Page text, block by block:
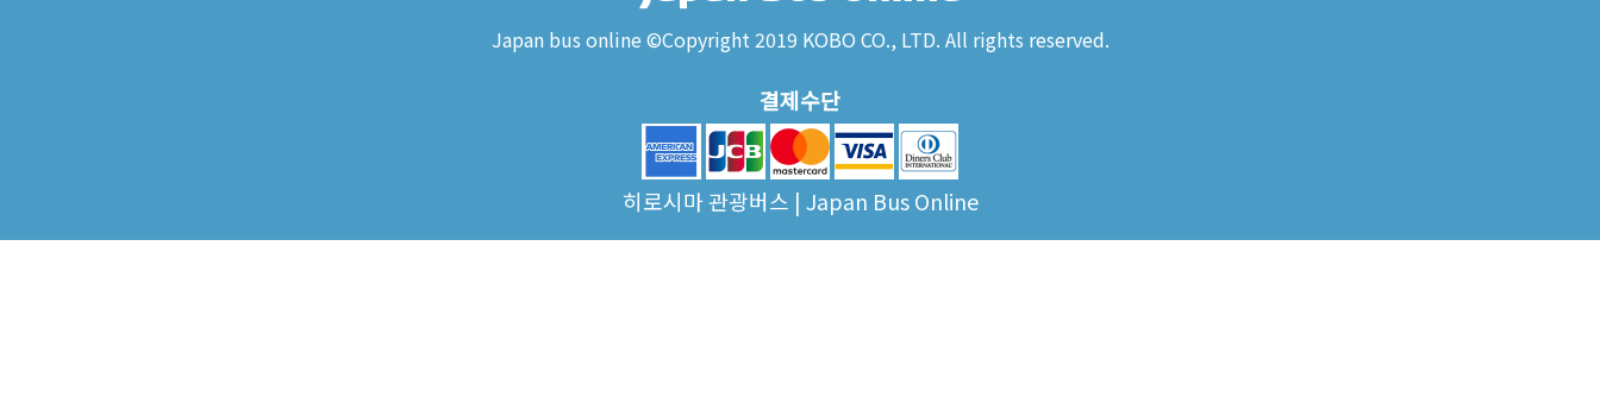
Japan bus online ©Copyright 2019 KOBO CO., LTD. All rights reserved.
결제수단
히로시마 관광버스 | Japan Bus Online